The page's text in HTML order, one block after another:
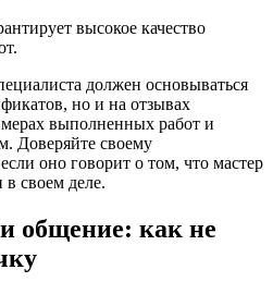
высокое качество
должен основываться
но и на отзывах
выполненных работ и
Доверяйте своему
оно говорит о том, что мастер
в своем деле.
общение: как не